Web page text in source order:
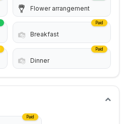
Flower arrangement
Paid
Breakfast
Paid
Dinner
Paid